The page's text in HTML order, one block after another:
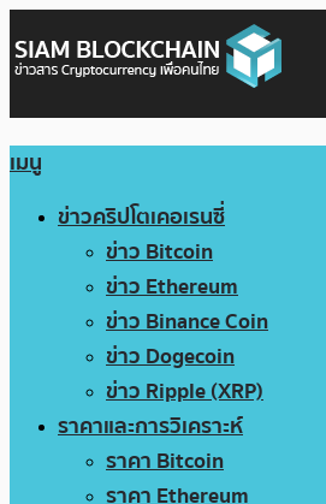
เมนู
ข่าวคริปโตเคอเรนซี่
ข่าว Bitcoin
ข่าว Ethereum
ข่าว Binance Coin
ข่าว Dogecoin
ข่าว Ripple (XRP)
ราคาและการวิเคราะห์
ราคา Bitcoin
ราคา Ethereum